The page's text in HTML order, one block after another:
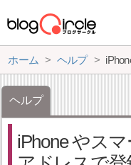
ホーム ヘルプ
ヘルプ
iPhone やス